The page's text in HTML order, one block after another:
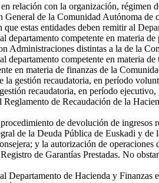
relación con la organización, régimen
General de la Comunidad Autónoma de
que estas entidades deben remitir al
departamento competente en materia
Administraciones distintas a la de la
departamento competente en materia
en materia de finanzas de la
la gestión recaudatoria, en período
recaudatoria, en período
Reglamento de Recaudación de la
de devolución de ingresos
de la Deuda Pública de Euskadi y de
y la autorización de
de Garantías Prestadas. No
Departamento de Hacienda y